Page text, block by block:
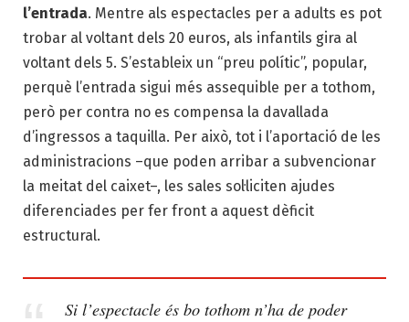
l’entrada. Mentre als espectacles per a adults es pot
trobar al voltant dels 20 euros, als infantils gira al
voltant dels 5. S’estableix un “preu polític”, popular,
perquè l’entrada sigui més assequible per a tothom,
però per contra no es compensa la davallada
d’ingressos a taquilla. Per això, tot i l’aportació de les
administracions –que poden arribar a subvencionar
la meitat del caixet–, les sales sol·liciten ajudes
diferenciades per fer front a aquest dèficit
estructural.
Si l’espectacle és bo tothom n’ha de poder